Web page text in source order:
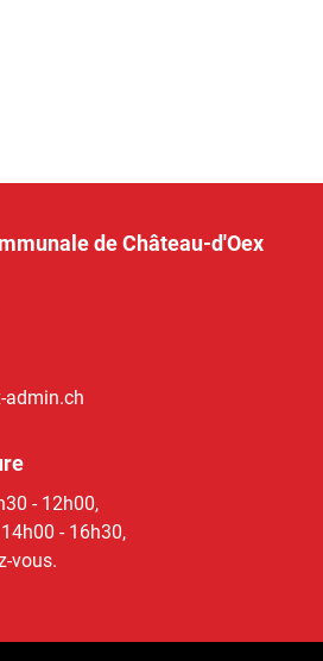
de Château-d'Oex
admin.ch
- 12h00,
- 16h30,
vous.